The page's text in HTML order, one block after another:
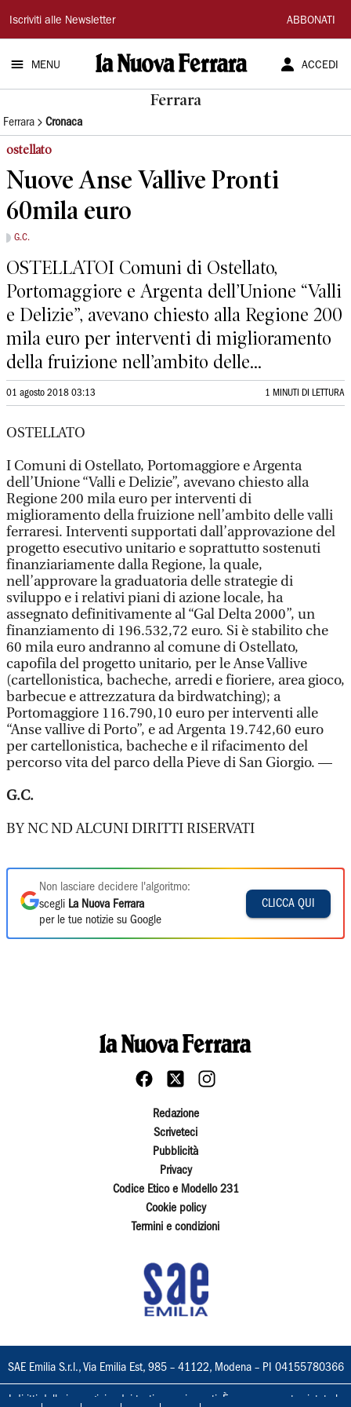
La
Nuova
Ferrara
Iscriviti alle Newsletter ABBONATI
MENU ACCEDI
Ferrara
Ferrara Cronaca
ostellato
Nuove Anse Vallive Pronti
60mila euro
G.C.
OSTELLATOI Comuni di Ostellato,
Portomaggiore e Argenta dell’Unione “Valli
e Delizie”, avevano chiesto alla Regione 200
mila euro per interventi di miglioramento
della fruizione nell’ambito delle...
01 agosto 2018 03:13 1 MINUTI DI LETTURA
OSTELLATO
I Comuni di Ostellato, Portomaggiore e Argenta
dell’Unione “Valli e Delizie”, avevano chiesto alla
Regione 200 mila euro per interventi di
miglioramento della fruizione nell’ambito delle valli
ferraresi. Interventi supportati dall’approvazione del
progetto esecutivo unitario e soprattutto sostenuti
finanziariamente dalla Regione, la quale,
nell’approvare la graduatoria delle strategie di
sviluppo e i relativi piani di azione locale, ha
assegnato definitivamente al “Gal Delta 2000”, un
finanziamento di 196.532,72 euro. Si è stabilito che
60 mila euro andranno al comune di Ostellato,
capofila del progetto unitario, per le Anse Vallive
(cartellonistica, bacheche, arredi e fioriere, area gioco,
barbecue e attrezzatura da birdwatching); a
Portomaggiore 116.790,10 euro per interventi alle
“Anse vallive di Porto”, e ad Argenta 19.742,60 euro
per cartellonistica, bacheche e il rifacimento del
percorso vita del parco della Pieve di San Giorgio. —
G.C.
BY NC ND ALCUNI DIRITTI RISERVATI
Non lasciare decidere l'algoritmo:
scegli La Nuova Ferrara
per le tue notizie su Google
CLICCA QUI
Redazione
Scriveteci
Pubblicità
Privacy
Codice Etico e Modello 231
Cookie policy
Termini e condizioni
SAE Emilia S.r.l., Via Emilia Est, 985 – 41122, Modena – PI 04155780366
I diritti delle immagini e dei testi sono riservati. È espressamente vietata la